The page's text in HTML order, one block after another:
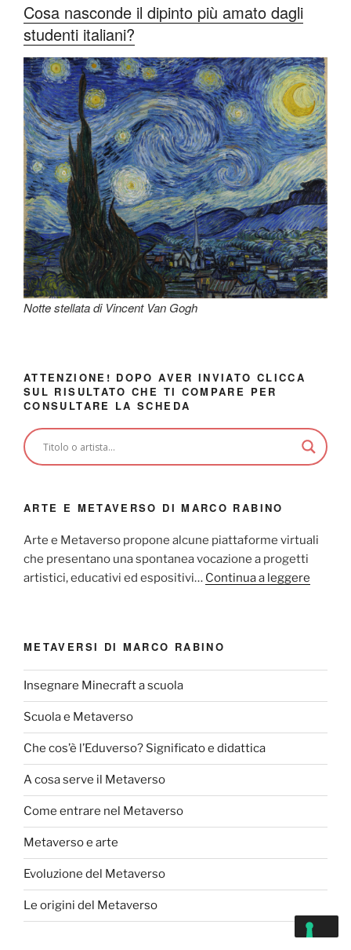
Cosa nasconde il dipinto più amato dagli
studenti italiani?
Notte stellata di Vincent Van Gogh
ATTENZIONE! DOPO AVER INVIATO CLICCA
SUL RISULTATO CHE TI COMPARE PER
CONSULTARE LA SCHEDA
ARTE E METAVERSO DI MARCO RABINO
Arte e Metaverso propone alcune piattaforme virtuali
che presentano una spontanea vocazione a progetti
artistici, educativi ed espositivi… Continua a leggere
METAVERSI DI MARCO RABINO
Insegnare Minecraft a scuola
Scuola e Metaverso
Che cos’è l’Eduverso? Significato e didattica
A cosa serve il Metaverso
Come entrare nel Metaverso
Metaverso e arte
Evoluzione del Metaverso
Le origini del Metaverso